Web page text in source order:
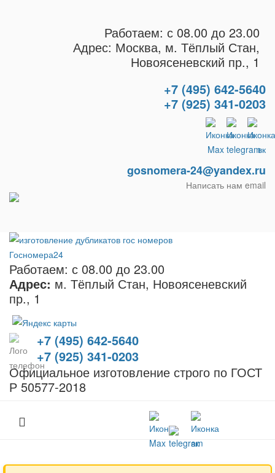
Работаем: с 08.00 до 23.00
Адрес: Москва, м. Тёплый Стан,
Новоясеневский пр., 1
+7 (495) 642-5640
+7 (925) 341-0203
gosnomera-24@yandex.ru
Написать нам email
Работаем: с 08.00 до 23.00
Адрес: м. Тёплый Стан, Новоясеневский
пр., 1
+7 (495) 642-5640
+7 (925) 341-0203
Официальное изготовление строго по ГОСТ
Р 50577-2018